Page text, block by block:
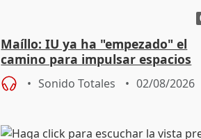
Maíllo: IU ya ha "empezado" el
camino para impulsar espacios
unitarios para las municipales
Sonido Totales 02/08/2026